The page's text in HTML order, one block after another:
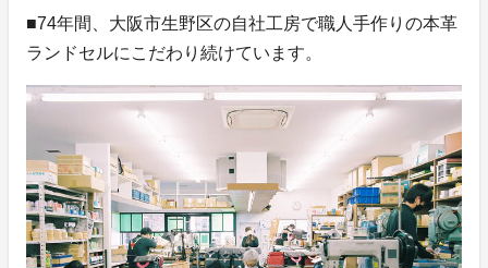
■74年間、大阪市生野区の自社工房で職人手作りの本革
ランドセルにこだわり続けています。